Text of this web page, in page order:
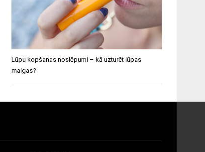
Lūpu kopšanas noslēpumi – kā uzturēt lūpas
maigas?